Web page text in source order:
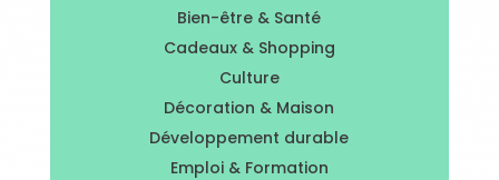
Bien-être & Santé
Cadeaux & Shopping
Culture
Décoration & Maison
Développement durable
Emploi & Formation